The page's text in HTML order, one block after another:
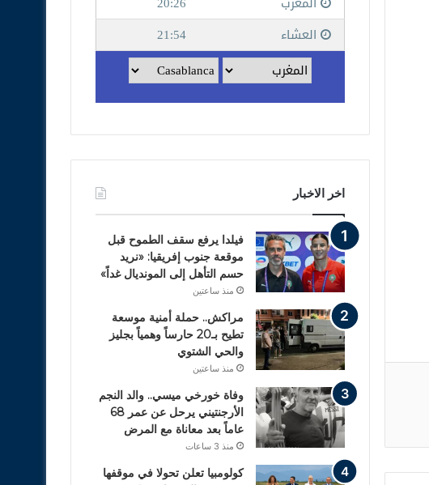
اخر الاخبار
فيلدا يرفع سقف الطموح قبل
موقعة جنوب إفريقيا: «نريد
حسم التأهل إلى المونديال غداً»
منذ ساعتين
مراكش.. حملة أمنية موسعة
تطيح بـ20 حارساً وهمياً بجليز
والحي الشتوي
منذ ساعتين
وفاة خورخي ميسي.. والد النجم
الأرجنتيني يرحل عن عمر 68
عاماً بعد معاناة مع المرض
منذ 3 ساعات
كولومبيا تعلن تحولا في موقفها